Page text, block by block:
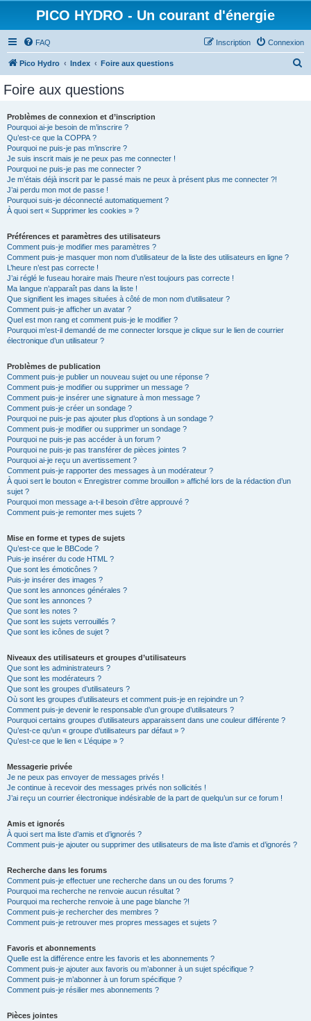
PICO HYDRO - Un courant d'énergie
FAQ Connexion
Inscription
Pico Hydro Index Foire aux questions
Foire aux questions
Problèmes de connexion et d’inscription
Pourquoi ai-je besoin de m’inscrire ?
Qu’est-ce que la COPPA ?
Pourquoi ne puis-je pas m’inscrire ?
Je suis inscrit mais je ne peux pas me connecter !
Pourquoi ne puis-je pas me connecter ?
Je m’étais déjà inscrit par le passé mais ne peux à présent plus me connecter ?!
J’ai perdu mon mot de passe !
Pourquoi suis-je déconnecté automatiquement ?
À quoi sert « Supprimer les cookies » ?
Préférences et paramètres des utilisateurs
Comment puis-je modifier mes paramètres ?
Comment puis-je masquer mon nom d’utilisateur de la liste des utilisateurs en ligne ?
L’heure n’est pas correcte !
J’ai réglé le fuseau horaire mais l’heure n’est toujours pas correcte !
Ma langue n’apparaît pas dans la liste !
Que signifient les images situées à côté de mon nom d’utilisateur ?
Comment puis-je afficher un avatar ?
Quel est mon rang et comment puis-je le modifier ?
Pourquoi m’est-il demandé de me connecter lorsque je clique sur le lien de courrier
électronique d’un utilisateur ?
Problèmes de publication
Comment puis-je publier un nouveau sujet ou une réponse ?
Comment puis-je modifier ou supprimer un message ?
Comment puis-je insérer une signature à mon message ?
Comment puis-je créer un sondage ?
Pourquoi ne puis-je pas ajouter plus d’options à un sondage ?
Comment puis-je modifier ou supprimer un sondage ?
Pourquoi ne puis-je pas accéder à un forum ?
Pourquoi ne puis-je pas transférer de pièces jointes ?
Pourquoi ai-je reçu un avertissement ?
Comment puis-je rapporter des messages à un modérateur ?
À quoi sert le bouton « Enregistrer comme brouillon » affiché lors de la rédaction d’un
sujet ?
Pourquoi mon message a-t-il besoin d’être approuvé ?
Comment puis-je remonter mes sujets ?
Mise en forme et types de sujets
Qu’est-ce que le BBCode ?
Puis-je insérer du code HTML ?
Que sont les émoticônes ?
Puis-je insérer des images ?
Que sont les annonces générales ?
Que sont les annonces ?
Que sont les notes ?
Que sont les sujets verrouillés ?
Que sont les icônes de sujet ?
Niveaux des utilisateurs et groupes d’utilisateurs
Que sont les administrateurs ?
Que sont les modérateurs ?
Que sont les groupes d’utilisateurs ?
Où sont les groupes d’utilisateurs et comment puis-je en rejoindre un ?
Comment puis-je devenir le responsable d’un groupe d’utilisateurs ?
Pourquoi certains groupes d’utilisateurs apparaissent dans une couleur différente ?
Qu’est-ce qu’un « groupe d’utilisateurs par défaut » ?
Qu’est-ce que le lien « L’équipe » ?
Messagerie privée
Je ne peux pas envoyer de messages privés !
Je continue à recevoir des messages privés non sollicités !
J’ai reçu un courrier électronique indésirable de la part de quelqu’un sur ce forum !
Amis et ignorés
À quoi sert ma liste d’amis et d’ignorés ?
Comment puis-je ajouter ou supprimer des utilisateurs de ma liste d’amis et d’ignorés ?
Recherche dans les forums
Comment puis-je effectuer une recherche dans un ou des forums ?
Pourquoi ma recherche ne renvoie aucun résultat ?
Pourquoi ma recherche renvoie à une page blanche ?!
Comment puis-je rechercher des membres ?
Comment puis-je retrouver mes propres messages et sujets ?
Favoris et abonnements
Quelle est la différence entre les favoris et les abonnements ?
Comment puis-je ajouter aux favoris ou m’abonner à un sujet spécifique ?
Comment puis-je m’abonner à un forum spécifique ?
Comment puis-je résilier mes abonnements ?
Pièces jointes